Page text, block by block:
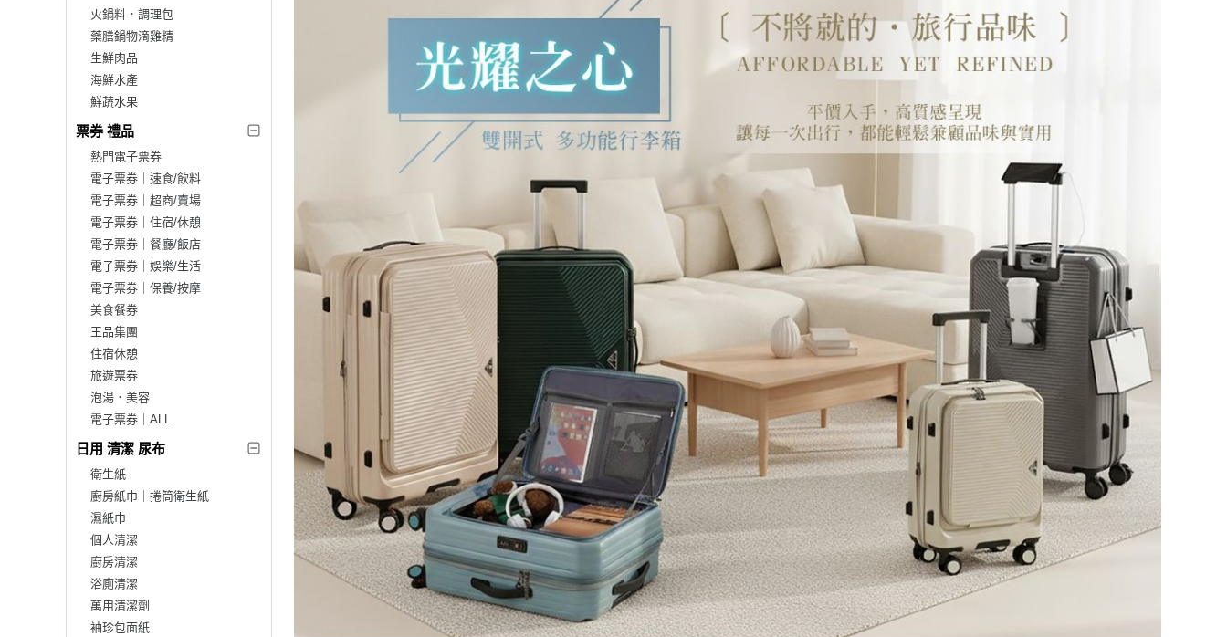
火鍋料．調理包
藥膳鍋物滴雞精
生鮮肉品
海鮮水產
鮮蔬水果
票券 禮品
熱門電子票券
電子票券｜速食/飲料
電子票券｜超商/賣場
電子票券｜住宿/休憩
電子票券｜餐廳/飯店
電子票券｜娛樂/生活
電子票券｜保養/按摩
美食餐券
王品集團
住宿休憩
旅遊票券
泡湯．美容
電子票券｜ALL
日用 清潔 尿布
衛生紙
廚房紙巾｜捲筒衛生紙
濕紙巾
個人清潔
廚房清潔
浴廁清潔
萬用清潔劑
袖珍包面紙